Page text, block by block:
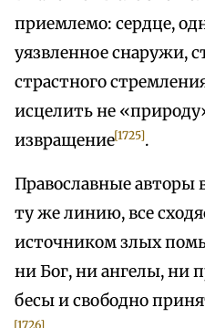
приемлемо: сердце,
уязвленное снаружи,
страстного
исцелить не
извращение[1725].
Православные
ту же линию, все
источником злых
ни Бог, ни ангелы, ни
бесы и свободно
[1726]